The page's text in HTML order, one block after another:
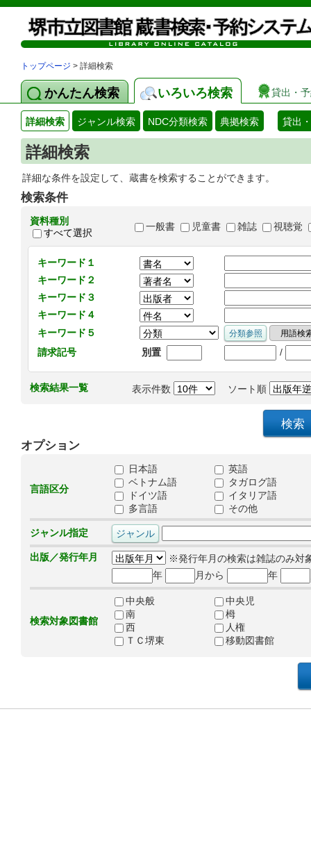
トップページ > 詳細検索
かんたん検索 いろいろ検索 貸出・
詳細検索 ジャンル検索 NDC分類検索 典拠検索 貸出
詳細検索
詳細な条件を設定して、蔵書を検索することができます。
検索条件
資料種別
すべて選択
一般書 児童書 雑誌 視聴覚
キーワード１
キーワード２
キーワード３
キーワード４
キーワード５
請求記号
別置 /
検索結果一覧 表示件数 ソート順
オプション
言語区分
日本語
英語
ベトナム語
タガログ語
ドイツ語
イタリア語
多言語
その他
ジャンル指定
出版／発行年月
※発行年月の検索は雑誌のみ対
年
月から 年
検索対象図書館
中央般
中央児
南
栂
西
人権
ＴＣ堺東
移動図書館